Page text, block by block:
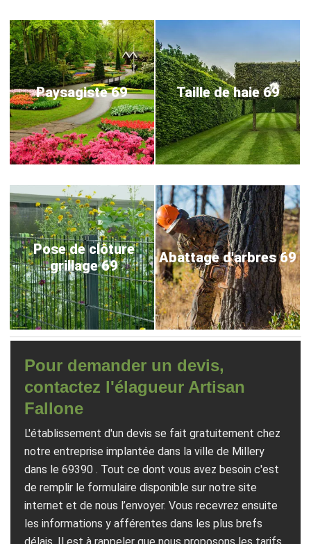
Paysagiste 69 Taille de haie 69
Pose de clôture
grillage 69
Abattage d'arbres 69
Pour demander un devis,
contactez l'élagueur Artisan
Fallone
L'établissement d'un devis se fait gratuitement chez
notre entreprise implantée dans la ville de Millery
dans le 69390 . Tout ce dont vous avez besoin c'est
de remplir le formulaire disponible sur notre site
internet et de nous l’envoyer. Vous recevrez ensuite
les informations y afférentes dans les plus brefs